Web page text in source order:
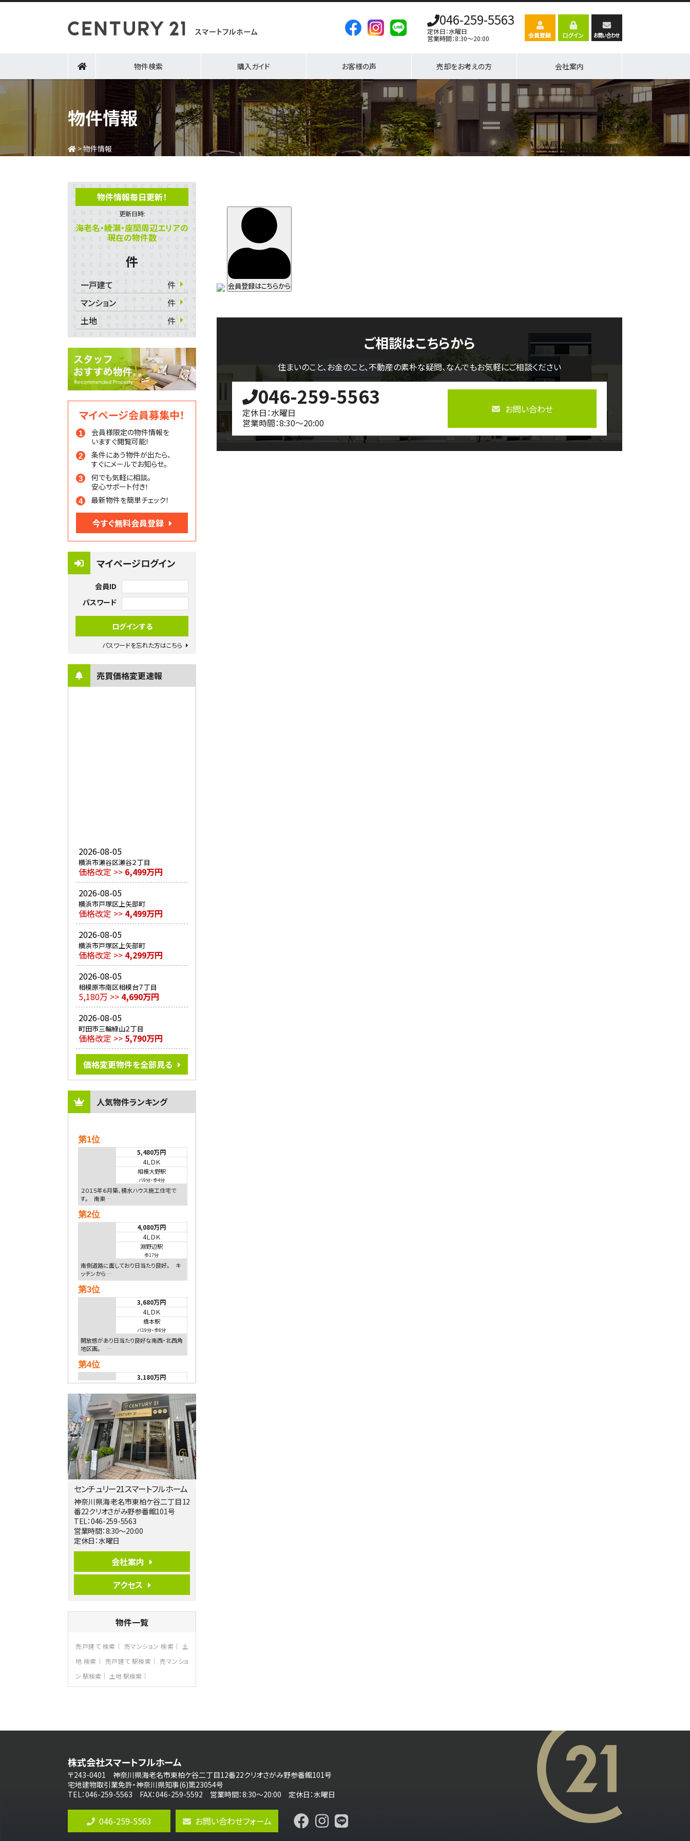
046-259-5563
定休日：水曜日
営業時間：8:30～20:00
物件検索 購入ガイド お客様の声 売却をお考えの方 会社案内
物件情報
>物件情報
物件情報毎日更新！
更新日時:
海老名・綾瀬・座間周辺エリアの
現在の物件数
件
一戸建て
件
マンション
件
土地
件
マイページ会員募集中！
会員様限定の物件情報を
いますぐ閲覧可能！
条件にあう物件が出たら、
すぐにメールでお知らせ。
何でも気軽に相談。
安心サポート付き！
最新物件を簡単チェック！
今すぐ無料会員登録
マイページログイン
会員ID
パスワード
パスワードを忘れた方はこちら
売買価格変更速報
2026-08-05
横浜市瀬谷区瀬谷２丁目
価格改定 >> 6,499万円
2026-08-05
横浜市戸塚区上矢部町
価格改定 >> 4,499万円
2026-08-05
横浜市戸塚区上矢部町
価格改定 >> 4,299万円
2026-08-05
相模原市南区相模台７丁目
5,180万 >> 4,690万円
2026-08-05
町田市三輪緑山２丁目
価格改定 >> 5,790万円
価格変更物件を全部見る
人気物件ランキング
第1位
5,480万円
4ＬＤＫ
相模大野駅
バ9分・歩4分
２０１５年６月築、積水ハウス施工住宅で
す。 南東…
第2位
4,080万円
4ＬＤＫ
淵野辺駅
歩17分
南側道路に面しており日当たり良好。 キ
ッチンから…
第3位
3,680万円
4ＬＤＫ
橋本駅
バ19分・歩8分
開放感があり日当たり良好な南西・北西角
地区画。 …
第4位
3,180万円
海老名駅
バ12分 ・歩7分
大規模開発分譲地内の新築戸建！開発道
路は幅員４.…
第5位
3,680万円
4ＳＬＤＫ
海老名駅
バ15分・歩1分
リビングダイニング部分の床暖房完備 車
並列2台駐…
第6位
5,999万円
開放感があり日当たり良好な南西・北西角
地。 ご家…
4ＬＤＫ
長後駅
機や浴…
第8位
3,680万円
4ＬＤＫ
4ＬＤＫ
桜ヶ丘駅
バ14分 ・歩4分
LDK約20帖とゆとりある広さ！WIC、SIC
の…
4,190万円
センチュリー21スマートフルホーム
神奈川県海老名市東柏ケ谷二丁目12
番22クリオさがみ野参番館101号
TEL：046-259-5563
営業時間：8:30～20:00
定休日：水曜日
会社案内
アクセス
物件一覧
売戸建て 検索 売マンション 検索
土
地 検索
売戸建て 駅検索
売マンショ
ン 駅検索
土地 駅検索
会員登録はこちらから
ご相談はこちらから
住まいのこと、お金のこと、不動産の素朴な疑問、なんでもお気軽にご相談ください
046-259-5563
定休日：水曜日
営業時間：8:30～20:00
お問い合わせ
株式会社スマートフルホーム
〒243-0401 神奈川県海老名市東柏ケ谷二丁目12番22クリオさがみ野参番館101号
宅地建物取引業免許・神奈川県知事(6)第23054号
TEL：046-259-5563 FAX：046-259-5592 営業時間：8:30～20:00 定休日：水曜日
046-259-5563 お問い合わせフォーム